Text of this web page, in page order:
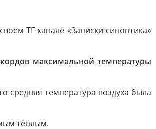
ТГ-канале «Записки синоптика»
максимальной температуры
средняя температура воздуха была
тёплым.